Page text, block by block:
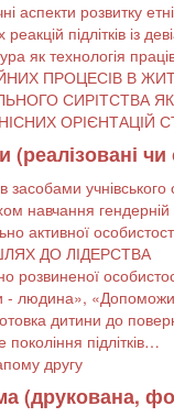
аспекти розвитку
підлітків із
як технологія
ПРОЦЕСІВ
(реалізовані
засобами
навчання гендерній
активної
ДО ЛІДЕРСТВА
розвиненої
- людина»,
дитини до
підлітків…
другу
(друкована,